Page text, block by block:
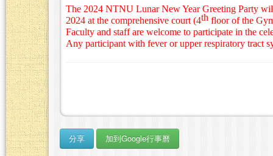
The 2024 NTNU Lunar New Year Greeting Party
2024 at the comprehensive court (4th floor of the
Faculty and staff are welcome to participate in the
Any participant with fever or upper respiratory tract